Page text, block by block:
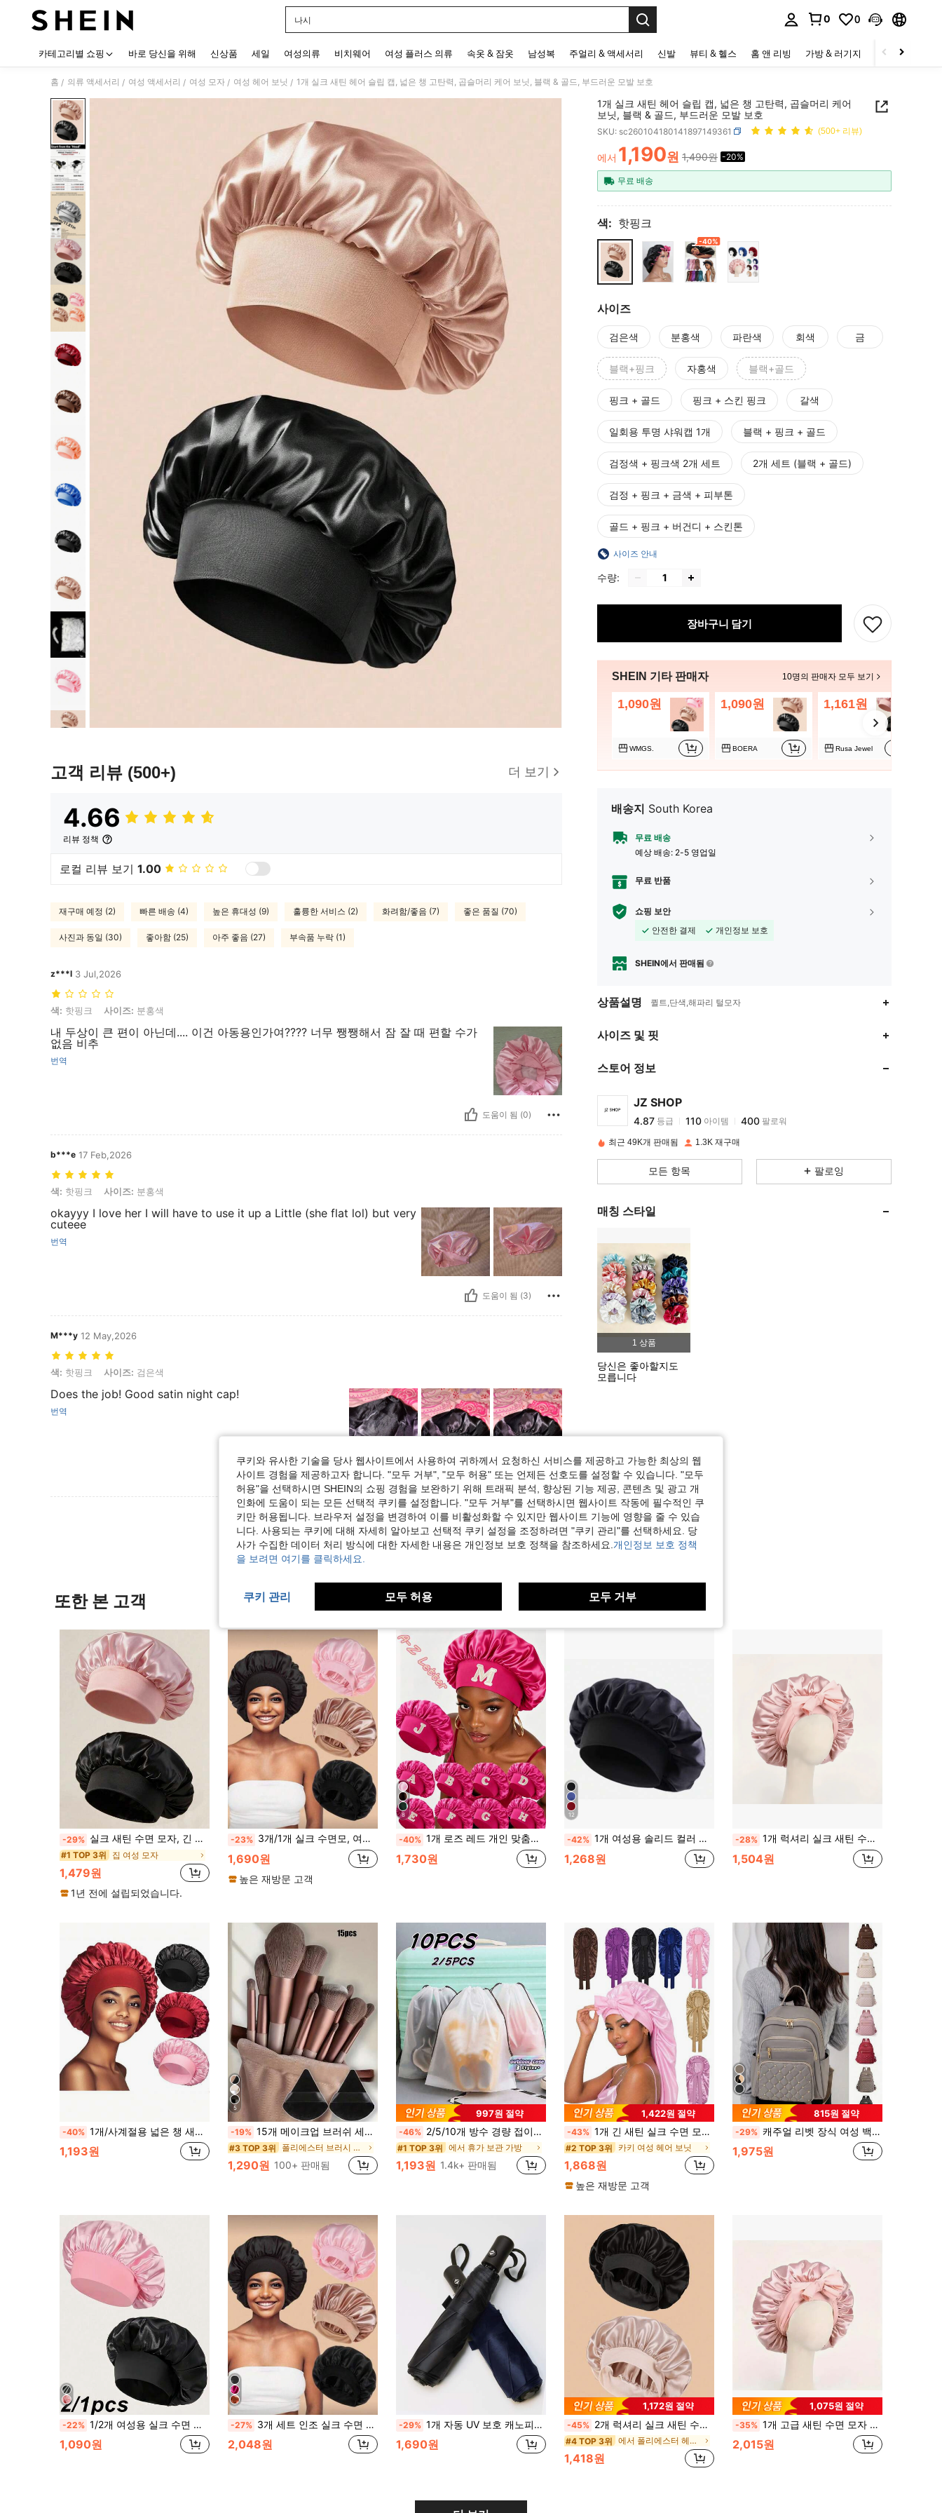
나시
0 0
카테고리별 쇼핑 바로 당신을 위해 신상품 세일 여성의류 비치웨어 여성 플러스 의류 속옷 & 잠옷 남성복 주얼리 & 액세서리 신발 뷰티 & 헬스 홈 앤 리빙 가방 & 러기지 스포츠 & 아웃
홈 / 의류 액세서리 / 여성 액세서리 / 여성 모자 / 여성 헤어 보닛 / 1개 실크 새틴 헤어 슬립 캡, 넓은 챙 고탄력, 곱슬머리 케어 보닛, 블랙 & 골드, 부드러운 모발 보호
고객 리뷰 (500+) 더 보기
4.66
리뷰 정책
로컬 리뷰 보기 1.00
재구매 예정 (2) 빠른 배송 (4) 높은 휴대성 (9) 훌륭한 서비스 (2) 화려함/좋음 (7) 좋은 품질 (70)
사진과 동일 (30) 좋아함 (25) 아주 좋음 (27) 부속품 누락 (1)
z***l 3 Jul,2026
색: 핫핑크, 사이즈: 분홍색
색: 핫핑크 사이즈: 분홍색
내 두상이 큰 편이 아닌데.... 이건 아동용인가여???? 너무 쨍쨍해서 잠 잘 때 편할 수가
없음 비추
번역
도움이 됨 (0)
b***e 17 Feb,2026
색: 핫핑크, 사이즈: 분홍색
색: 핫핑크 사이즈: 분홍색
okayyy I love her I will have to use it up a Little (she flat lol) but very
cuteee
번역
도움이 됨 (3)
M***y 12 May,2026
색: 핫핑크, 사이즈: 검은색
색: 핫핑크 사이즈: 검은색
Does the job! Good satin night cap!
번역
도움이 됨 (1)
리뷰 더 보기
1개 실크 새틴 헤어 슬립 캡, 넓은 챙 고탄력, 곱슬머리 케어
보닛, 블랙 & 골드, 부드러운 모발 보호
SKU: sc260104180141897149361 (500+ 리뷰)
PRICE AND AVAILABILITY
에서 1,190원 1,490원 -20%
무료 배송
색: 핫핑크
-40%
사이즈
검은색 분홍색 파란색 회색 금
블랙+핑크 자홍색 블랙+골드
핑크 + 골드 핑크 + 스킨 핑크 갈색
일회용 투명 샤워캡 1개 블랙 + 핑크 + 골드
검정색 + 핑크색 2개 세트 2개 세트 (블랙 + 골드)
검정 + 핑크 + 금색 + 피부톤
골드 + 핑크 + 버건디 + 스킨톤
사이즈 안내
수량:
장바구니 담기
SHEIN 기타 판매자 10명의 판매자 모두 보기
1,090원
WMGS.
1,090원
BOERA
1,161원
Rusa Jewel
배송지 South Korea
무료 배송
예상 배송: 2-5 영업일
무료 반품
쇼핑 보안
안전한 결제
개인정보 보호
SHEIN에서 판매됨
상품설명 퀼트,단색,해파리 털모자
사이즈 및 핏
스토어 정보
JZ SHOP
4.87
4.87
4.87
z***l 이(가)하루 전에지불됨
4.87 110
4.87 110
4.87
최근 49K개 판매됨 1.3K 재구매
모든 항목 팔로잉
매칭 스타일
1 상품
당신은 좋아할지도
모릅니다
또한 본 고객
-29% 실크 새틴 수면 모자, 긴 머리, 땋은 머리, 드레드락 및 곱슬머리에 적합합니다. 부드럽고 유니섹스이며 다양한 색상으로 제공됩니다. 야간 헤어 케어, 욕실 사용 및 여행에 완벽합니다.
#1 TOP 3위 집 여성 모자
1,479원
1년 전에 설립되었습니다.
-23% 3개/1개 실크 수면모, 여성용 단색 넓은 챙 탄성 실키 새틴 수면모, 새틴 헤어캡, 부드러운 탄성 실크 수면모, 곱슬머리 실크 헤어밴드, 여성 멀티 컬러 넓은 챙 헤어캡, 데일리 착용 실크 헤어캡, 새틴 헤어캡 헤어 수면모, 여름, 해변
1,690원
높은 재방문 고객
8
-40% 1개 로즈 레드 개인 맞춤형 레터 소프트 헤어 케어 캡, 편안한 홈 수면 헤어 케어, 고급스러운 느낌
1,730원
12
-42% 1개 여성용 솔리드 컬러 새틴 비니
1,268원
-28% 1개 럭셔리 실크 새틴 수면 모자 조절 가능한 끈, 부드러운 러플 디자인, 곱슬머리, 땋은 머리 및 긴 머리용, 부드러운 핏 헤어 보닛, 야간 관리 유니섹스
1,504원
-40% 1개/사계절용 넓은 챙 새틴 수면 모자, 부드러운 새틴 소재, 미니멀리스트 부드러운 스타일, 편안한 착용감을 위한 탄성 헤드밴드 디자인, 정전기 방지; 수면, 스파 및 가정용에 적합, 다양한 색상 선택 가능
1,193원
5
-19% 15개 메이크업 브러쉬 세트, 루스 파우더용 블랙 삼각형 메이크업 스펀지 2개 포함, 부드럽고 끈적임; 블러셔, 리퀴드 립스틱, 립스틱, 컨실러, 파운데이션, 프라이머, 브랜드 화장품, 루스 파우더, 하이라이터, 컨투어, 세팅 스프레이, 아이섀도우, 블러셔, 한국 메이크업 등을 위한 메이크업 브러쉬 13개도 포함. 소녀와 여성을 위한 선물로 적합.
#3 TOP 3위 폴리에스터 브러시 세트
1,290원 100+ 판매됨
997원 절약
-46% 2/5/10개 방수 경량 접이식 여행용 신발 가방, 남녀공용 수납 정리 보호 케이스, 짐 해변 여행 캠핑 하이킹 야외 스포츠 여행 필수품
#1 TOP 3위 에서 휴가 보관 가방
1,193원 1.4k+ 판매됨
1,422원 절약
-43% 1개 긴 새틴 실크 수면 모자, 긴 머리 땋기에 적합, 재사용 가능한 조절식 여성용 헤어 보호 수면 모자
#2 TOP 3위 카키 여성 헤어 보닛
1,868원
높은 재방문 고객
815원 절약
-29% 캐주얼 리벳 장식 여성 백팩, 다이아몬드 패턴 라벨 수납 백팩, 다용도 나일론 백팩, 경량 디자인, 휴대용, 내장 노트북 수납칸, 대용량, 여대생, 중학생, 초등학생에게 적합, 캠퍼스, 야외, 여행, 단기 여행, 직장 초년생 일상 사무실에 적용 가능
1,975원
-22% 1/2개 여성용 실크 수면 캡, 새틴 수면 캡, 부드러운 탄성 밴드 실크 수면 캡, 곱슬머리용 실크 헤어 커버 (블랙 핑크). 실크 수면 캡, 새틴 수면 캡, 부드러운 탄성 밴드 실크 수면 캡, 가볍고 편안한 수면 헤어 캡 곱슬머리에 적합, 긴 곱슬머리 또는 브레이드에 완벽, 프리미엄 욕실 액세서리, 패셔너블하고 편안한, 중성적인 야간 헤어 케어 수면 캡
1,090원
-27% 3개 세트 인조 실크 수면 캡, 새틴 수면 캡, 부드러운 탄성 밴드 실크 수면 캡, 곱슬머리 실크 헤어밴드, 여성용 솔리드 컬러 와이드 탄성 부드러운 새틴 패션 수면 캡, 일상적인 편안하고 통기성 있는 헤어 보호 캡, 개학 시즌
2,048원
-29% 1개 자동 UV 보호 캐노피가 있는 방풍 방수 여행용 우산, 완전 자동 접이식 우산, 유니섹스, 비, 눈, 여름 햇볕에 적합, 어머니의 날 선물, 정원, 여름, 해변, 스퀴시, 졸업식, 졸업 축하, 졸업 파티, 여행 하이킹 필수품, 휴대용 도구, 여름 필수품, 여름 휴대용, 우산 / 컴팩트 우산 / 여행용 우산 / 방풍 우산 / 접이식 우산 / 비 우산 / 자동 우산 / UV 우산 / 양산 / 우산
1,690원
1,172원 절약
-45% 2개 럭셔리 실크 새틴 수면 모자, 솔리드 컬러, 탄력 있는 헤어 보호 모자, 가볍고 편안한 밤샘 착용, 헤어 케어, 샤워, 두피에 부드럽게 밀착, 그녀를 위한
#4 TOP 3위 에서 폴리에스터 헤어 타월
1,418원
1,075원 절약
-35% 1개 고급 새틴 수면 모자 조절 가능한 리본 타이 - 곱슬/땋은/자연모발용 경량 헤어 케어 모자, 다양한 색상 선택 가능, 야간 헤어 케어 필수품, 부드럽고 밀착되는 착용감, 바버 살롱 헤어 제품 및 액세서리
2,015원
쿠키와 유사한 기술을 당사 웹사이트에서 사용하여 귀하께서 요청하신 서비스를 제공하고 가능한 최상의 웹
사이트 경험을 제공하고자 합니다. "모두 거부", "모두 허용" 또는 언제든 선호도를 설정할 수 있습니다. "모두
허용"을 선택하시면 SHEIN의 쇼핑 경험을 보완하기 위해 트래픽 분석, 향상된 기능 제공, 콘텐츠 및 광고 개
인화에 도움이 되는 모든 선택적 쿠키를 설정합니다. "모두 거부"를 선택하시면 웹사이트 작동에 필수적인 쿠
키만 허용됩니다. 브라우저 설정을 변경하여 이를 비활성화할 수 있지만 웹사이트 기능에 영향을 줄 수 있습
니다. 사용되는 쿠키에 대해 자세히 알아보고 선택적 쿠키 설정을 조정하려면 "쿠키 관리"를 선택하세요. 당
사가 수집한 데이터 처리 방식에 대한 자세한 내용은 개인정보 보호 정책을 참조하세요. 개인정보 보호 정책
을 보려면 여기를 클릭하세요.
쿠키 관리 모두 허용 모두 거부